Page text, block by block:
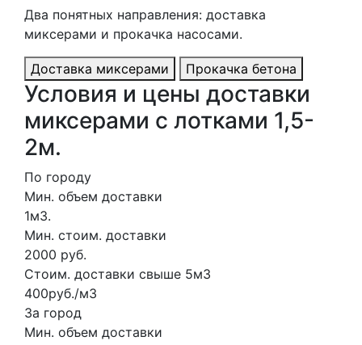
Два понятных направления: доставка
миксерами и прокачка насосами.
Доставка миксерами Прокачка бетона
Условия и цены доставки
миксерами с лотками 1,5-
2м.
По городу
Мин. объем доставки
1м3.
Мин. стоим. доставки
2000 руб.
Стоим. доставки свыше 5м3
400руб./м3
За город
Мин. объем доставки